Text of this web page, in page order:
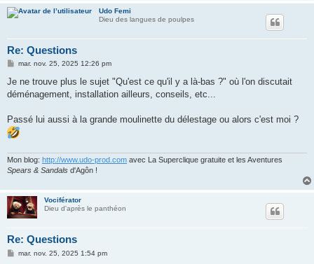
Udo Femi
Dieu des langues de poulpes
Re: Questions
M
s
a
mar. nov. 25, 2025 12:26 pm
Je ne trouve plus le sujet "Qu'est ce qu'il y a là-bas ?" où l'on discutait
déménagement, installation ailleurs, conseils, etc...
Passé lui aussi à la grande moulinette du délestage ou alors c'est moi ?
Mon blog: http://www.udo-prod.com avec La Superclique gratuite et les Aventures
Spears & Sandals d'Agôn !
Vociférator
Dieu d'après le panthéon
Re: Questions
Mmar. nov. 25, 2025 1:54 pm